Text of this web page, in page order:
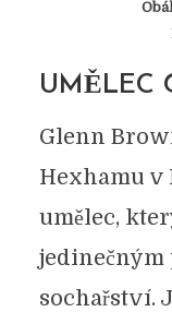
UMĚLEC
Glenn
Hexhamu v
umělec,
jedinečným
sochařství.